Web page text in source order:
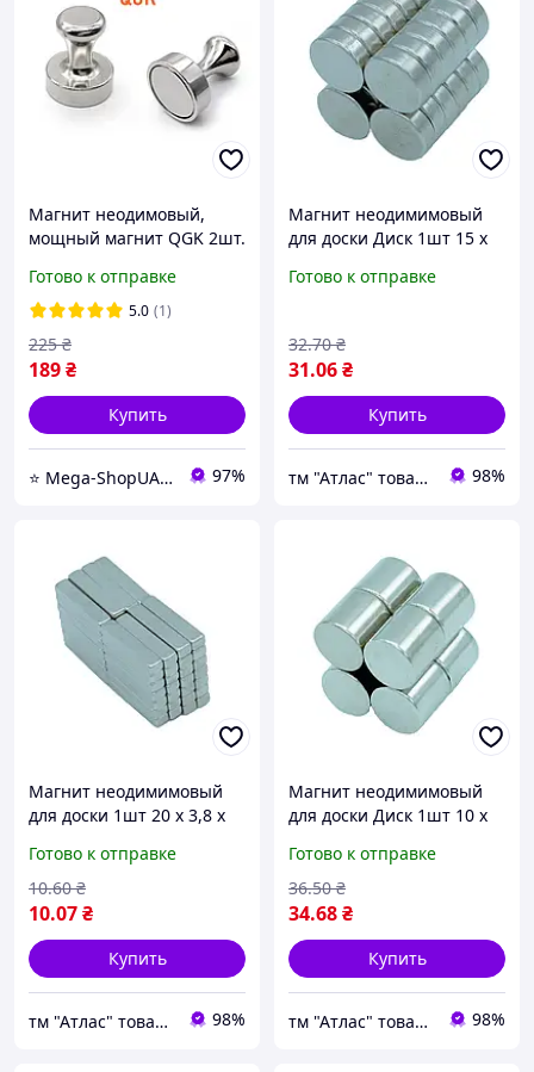
Магнит неодимовый,
мощный магнит QGK 2шт.
для холодильника, доски.
Магнит на холодильник
Готово к отправке
5.0 (1)
189₴
225 ₴
Купить
⭐️ Mega-ShopUA.com.ua 97%
Магнит неодимимовый
для доски Диск 1шт 15 х
Готово к отправке
31.06₴
32.70 ₴
Купить
тм "Атлас" товари від виробника 98%
Магнит неодимимовый
для доски 1шт 20 х 3,8 х
Готово к отправке
10.07₴
10.60 ₴
Купить
тм "Атлас" товари від виробника 98%
Магнит неодимимовый
для доски Диск 1шт 10 х
Готово к отправке
34.68₴
36.50 ₴
Купить
тм "Атлас" товари від виробника 98%